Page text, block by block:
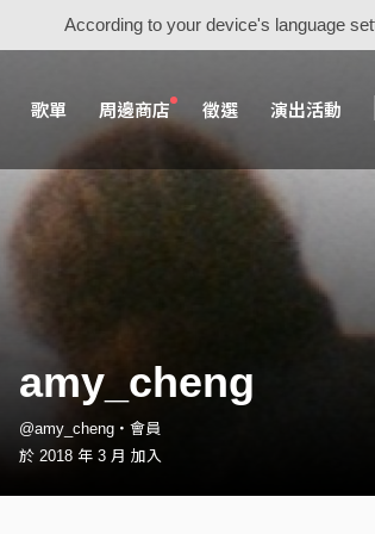
According to your device's language
歌單 周邊商店 徵選 演出活動
amy_cheng
@amy_cheng・會員
於 2018 年 3 月 加入